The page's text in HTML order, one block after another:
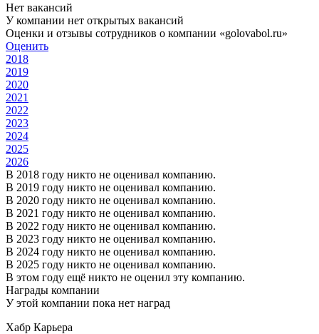
Нет вакансий
У компании нет открытых вакансий
Оценки и отзывы сотрудников о компании «golovabol.ru»
Оценить
2018
2019
2020
2021
2022
2023
2024
2025
2026
В 2018 году никто не оценивал компанию.
В 2019 году никто не оценивал компанию.
В 2020 году никто не оценивал компанию.
В 2021 году никто не оценивал компанию.
В 2022 году никто не оценивал компанию.
В 2023 году никто не оценивал компанию.
В 2024 году никто не оценивал компанию.
В 2025 году никто не оценивал компанию.
В этом году ещё никто не оценил эту компанию.
Награды компании
У этой компании пока нет наград
Хабр Карьера